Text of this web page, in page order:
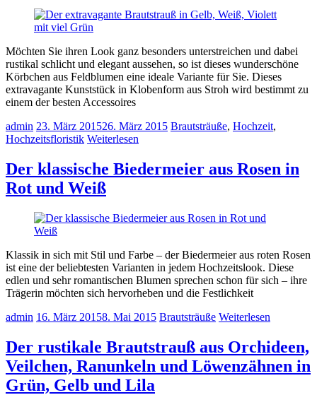
Möchten Sie ihren Look ganz besonders unterstreichen und dabei
rustikal schlicht und elegant aussehen, so ist dieses wunderschöne
Körbchen aus Feldblumen eine ideale Variante für Sie. Dieses
extravagante Kunststück in Klobenform aus Stroh wird bestimmt zu
einem der besten Accessoires
admin 23. März 201526. März 2015 Brautsträuße, Hochzeit,
Hochzeitsfloristik Weiterlesen
Der klassische Biedermeier aus Rosen in
Rot und Weiß
Klassik in sich mit Stil und Farbe – der Biedermeier aus roten Rosen
ist eine der beliebtesten Varianten in jedem Hochzeitslook. Diese
edlen und sehr romantischen Blumen sprechen schon für sich – ihre
Trägerin möchten sich hervorheben und die Festlichkeit
admin 16. März 20158. Mai 2015 Brautsträuße Weiterlesen
Der rustikale Brautstrauß aus Orchideen,
Veilchen, Ranunkeln und Löwenzähnen in
Grün, Gelb und Lila